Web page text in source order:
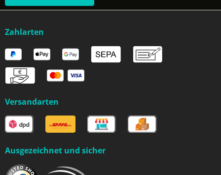
Zahlarten
Versandarten
Ausgezeichnet und sicher